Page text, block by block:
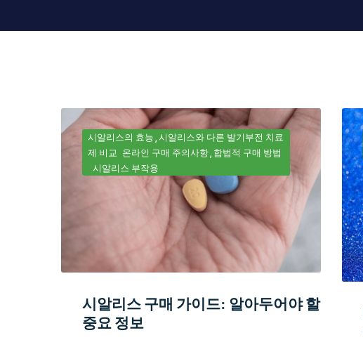
시알리스의 효능 시알리스와 다른 발기부전 치료
제 비교 온라인 구매 주의사항 합법적 구매 방법
시알리스 부작용
시알리스 구매 가이드: 알아두어야 할
중요 정보